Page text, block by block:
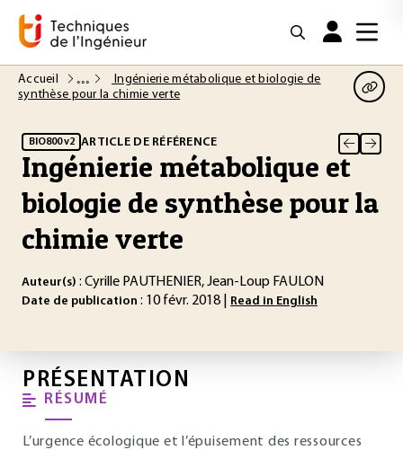
Accueil
Ingénierie métabolique et biologie de
synthèse pour la chimie verte
BIO800 v2 ARTICLE DE RÉFÉRENCE
Ingénierie métabolique et
biologie de synthèse pour la
chimie verte
Auteur(s) : Cyrille PAUTHENIER, Jean-Loup FAULON
Date de publication : 10 févr. 2018 | Read in English
PRÉSENTATION
RÉSUMÉ
L’urgence écologique et l’épuisement des ressources